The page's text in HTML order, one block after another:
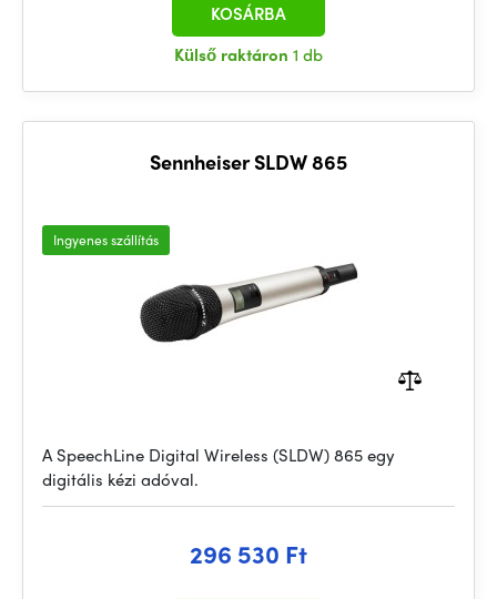
Külső raktáron 1 db
KOSÁRBA
Sennheiser SLDW 865
Ingyenes szállítás
A SpeechLine Digital Wireless (SLDW) 865 egy
digitális kézi adóval.
296 530 Ft